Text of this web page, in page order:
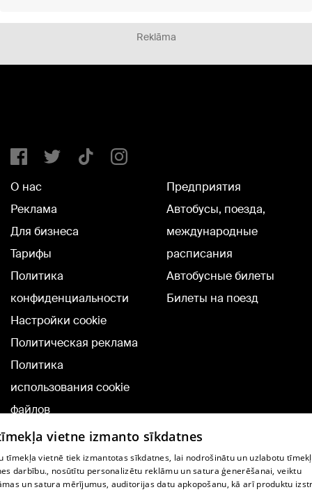
Reklāma
О нас
Реклама
Для бизнеса
Тарифы
Политика
конфиденциальности
Настройки cookie
Политическая реклама
Политика
использования cookie
файлов
Добавление
комментариев
Предприятия
Автобусы, поезда,
международные
расписания
Автобусные билеты
Билеты на поезд
TВ-программа
vietne izmanto sīkdatnes
tīmekļa vietnē tiek izmantotas sīkdatnes, lai nodrošinātu un uzlabotu
darbību., nosūtītu personalizētu reklāmu un satura ģenerēšanai, veiktu
un satura mērījumus, auditorijas datu apkopošanu, kā arī produktu